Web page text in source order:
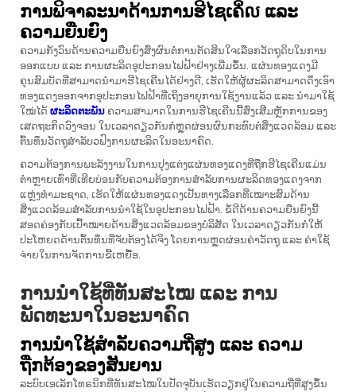
ການພິຈາລະນາດ້ານການຮີໄຊເຄິ່ល ແລະ
ຄວາມຍືນຍົງ
ຄວາມກັງວົນດ້ານຄວາມຍືນຍົງສົ່ງຜົນຕໍ່ການຕັດສິນໃຈເລືອກວັດຖຸດິບໃນການ
ອອກແບບ ແລະ ການຜະລິດອຸປະກອນໄຟຟ້າຢ່າງເພີ່ມຂຶ້ນ. ແຜ່ນທອງແດງມີ
ຄຸນສົມບັດທີ່ສາມາດນຳມາຮີໄຊເຄີນໄດ້ຢ່າງດີ, ເຮັດໃຫ້ຜູ້ຜະລິດສາມາດດຶງເອົາ
ທອງແດງອອກຈາກອຸປະກອນໄຟຟ້າທີ່ເຖິງອາຍຸການໃຊ້ງານແລ້ວ ແລະ ນຳມາໃຊ້
ໃໝ່ໄດ້ຜະລິດຕະພັນ ຄວາມສາມາດໃນການຮີໄຊເຄີນນີ້ສົ່ງເສີມຫຼັກການຂອງ
ເສດຖະກິດວົງຈອນ ໃນເວລາດຽວກັນກໍຫຼຸດຜ່ອນຜົນກະທົບຕໍ່ສິ່ງແວດລ້ອມ ແລະ
ຕົ້ນທຶນວັດຖຸສຳລັບວຟົງການຜະລິດໃນອະນາຄົດ.
ຄວາມຕ້ອງການພະລັງງານໃນການປຸງແຕ່ງແຜ່ນທອງແດງທີ່ຖືກຮີໄຊເຄີນແມ່ນ
ຕ່ຳຫຼາຍເທົ່າທີ່ເທີຍບ່ອນກັບຄວາມຕ້ອງການສຳລັບການຜະລິດທອງແດງຈາກ
ແຫຼ່ງທຳມະຊາດ, ເຮັດໃຫ້ແຜ່ນທອງແດງເປັນທາງເລືອກທີ່ເໝາະສົມດ້ານ
ສິ່ງແວດລ້ອມສຳລັບການນຳໃຊ້ໃນອຸປະກອນໄຟຟ້າ. ຂໍ້ດີດ້ານຄວາມຍືນຍົງນີ້
ສອດຄ່ອງກັບເປົ້າໝາຍດ້ານສິ່ງແວດລ້ອມຂອງບໍລິສັດ ໃນເວລາດຽວກັນກໍໃຫ້
ປະໂຫຍດດ້ານຕົ້ນທຶນທີ່ຈັບຕ້ອງໄດ້ຈິງ ໂດຍການຫຼຸດຜ່ອນຄ່າວັດຖຸ ແລະ ຄ່າໃຊ້
ຈ່າຍໃນການຈັດການຂີ້ເຫຍື້ອ.
ການນຳໃຊ້ທີ່ທັນສະໄໝ ແລະ ການ
ພັດທະນາໃນອະນາຄົດ
ການນຳໃຊ້ສຳລັບຄວາມຖີ່ສູງ ແລະ ຄວາມ
ຖືກຕ້ອງຂອງສັນຍານ
ລະບົບເອເລັກໂທຣນິກທີ່ທັນສະໄໝໃນປັດຈຸບັນເຮັດວຽກຢູ່ໃນຄວາມຖີ່ທີ່ສູງຂຶ້ນ